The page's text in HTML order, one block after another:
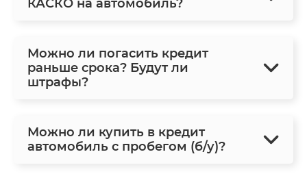
КАСКО на автомобиль?
Можно ли погасить кредит
раньше срока? Будут ли
штрафы?
Можно ли купить в кредит
автомобиль с пробегом (б/у)?